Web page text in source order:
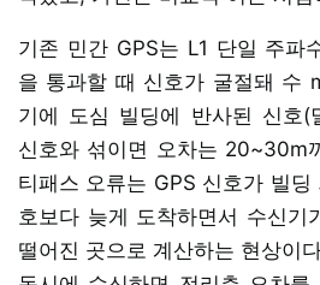
기존 민간 GPS는 L1 단일 주파
을 통과할 때 신호가 굴절돼 수
기에 도심 빌딩에 반사된 신호(
신호와 섞이면 오차는 20~30m
티패스 오류는 GPS 신호가 빌딩
호보다 늦게 도착하면서 수신기
떨어진 곳으로 계산하는 현상이